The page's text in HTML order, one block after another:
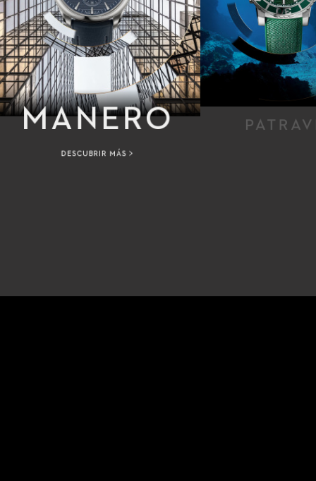
MANERO
DESCUBRIR MÁS